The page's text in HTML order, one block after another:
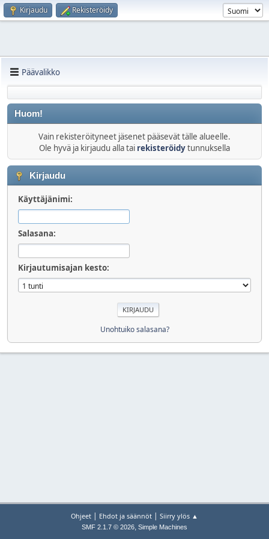
Kirjaudu Rekisteröidy
Päävalikko
Huom!
Vain rekisteröityneet jäsenet pääsevät tälle alueelle.
Ole hyvä ja kirjaudu alla tai rekisteröidytunnuksella
Kirjaudu
Käyttäjänimi:
Salasana:
Kirjautumisajan kesto:
Unohtuiko salasana?
Ohjeet | Ehdot ja säännöt | Siirry ylös ▲
SMF 2.1.7 © 2026, Simple Machines